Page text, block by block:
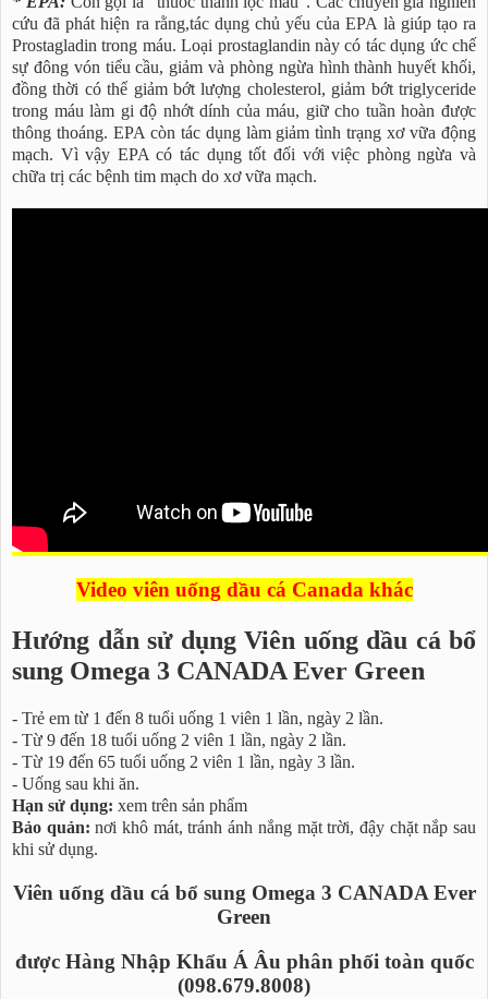
cứu đã phát hiện ra rằng,tác dụng chủ yếu của EPA là giúp tạo ra
Prostagladin trong máu. Loại prostaglandin này có tác dụng ức chế
sự đông vón tiểu cầu, giảm và phòng ngừa hình thành huyết khối,
đồng thời có thể giảm bớt lượng cholesterol, giảm bớt triglyceride
trong máu làm gi độ nhớt dính của máu, giữ cho tuần hoàn được
thông thoáng. EPA còn tác dụng làm giảm tình trạng xơ vữa động
mạch. Vì vậy EPA có tác dụng tốt đối với việc phòng ngừa và
chữa trị các bệnh tim mạch do xơ vữa mạch.
Video viên uống dầu cá Canada khác
Hướng dẫn sử dụng Viên uống dầu cá bổ
sung Omega 3 CANADA Ever Green
- Trẻ em từ 1 đến 8 tuổi uống 1 viên 1 lần, ngày 2 lần.
- Từ 9 đến 18 tuổi uống 2 viên 1 lần, ngày 2 lần.
- Từ 19 đến 65 tuổi uống 2 viên 1 lần, ngày 3 lần.
- Uống sau khi ăn.
Hạn sử dụng: xem trên sản phẩm
Bảo quản: nơi khô mát, tránh ánh nắng mặt trời, đậy chặt nắp sau
khi sử dụng.
Viên uống dầu cá bổ sung Omega 3 CANADA Ever
Green
được Hàng Nhập Khẩu Á Âu phân phối toàn quốc
(098.679.8008)